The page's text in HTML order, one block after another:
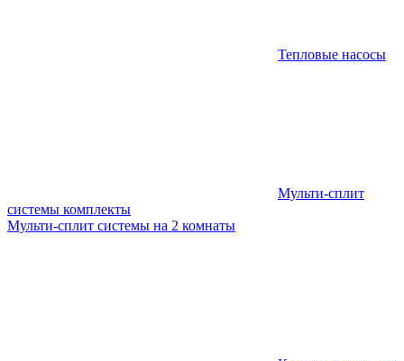
Тепловые насосы
Мульти-сплит
системы комплекты
Мульти-сплит системы на 2 комнаты